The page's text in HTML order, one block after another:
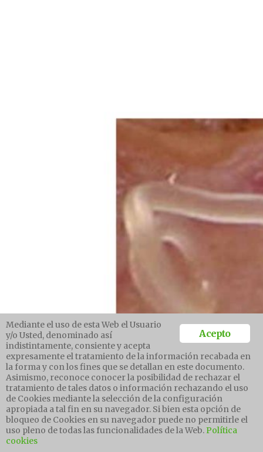
Acepto
Mediante el uso de esta Web el Usuario
y/o Usted, denominado así
indistintamente, consiente y acepta
expresamente el tratamiento de la información recabada en
la forma y con los fines que se detallan en este documento.
Asimismo, reconoce conocer la posibilidad de rechazar el
tratamiento de tales datos o información rechazando el uso
de Cookies mediante la selección de la configuración
apropiada a tal fin en su navegador. Si bien esta opción de
bloqueo de Cookies en su navegador puede no permitirle el
uso pleno de todas las funcionalidades de la Web. Política
cookies